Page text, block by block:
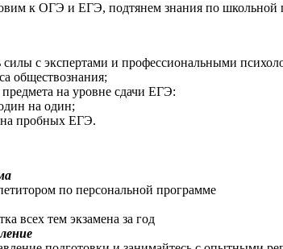
к ОГЭ и ЕГЭ, подтянем знания по школьной
силы с экспертами и профессиональными
обществознания;
на уровне сдачи ЕГЭ:
на один;
на пробных ЕГЭ.
по персональной программе
всех тем экзамена за год